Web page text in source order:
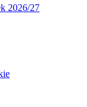
2026/27